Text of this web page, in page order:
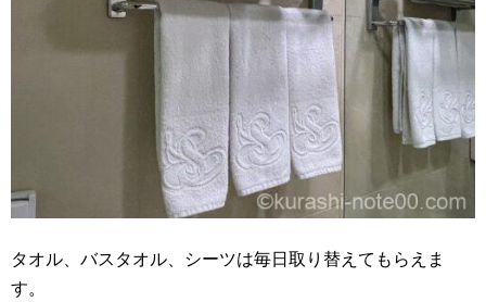
タオル、バスタオル、シーツは毎日取り替えてもらえま
す。